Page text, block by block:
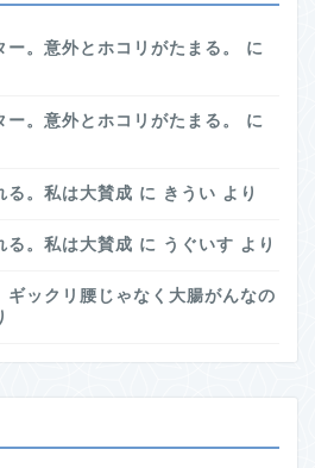
。意外とホコリがたまる。
に
。意外とホコリがたまる。
に
る。私は大賛成 に きうい より
る。私は大賛成 に うぐいす より
ギックリ腰じゃなく大腸がんなの